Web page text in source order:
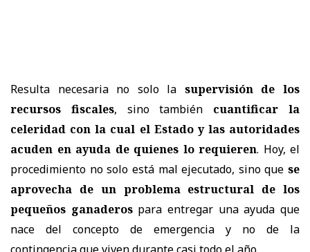
Resulta necesaria no solo la supervisión de los
recursos fiscales, sino también cuantificar la
celeridad con la cual el Estado y las autoridades
acuden en ayuda de quienes lo requieren. Hoy, el
procedimiento no solo está mal ejecutado, sino que se
aprovecha de un problema estructural de los
pequeños ganaderospara entregar una ayuda que
nace del concepto de emergencia y no de la